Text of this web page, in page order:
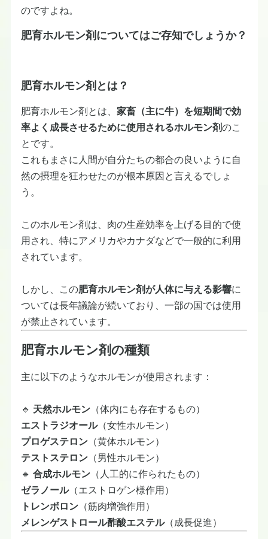
のですよね。
肥育ホルモン剤についてはご存知でしょうか？
肥育ホルモン剤とは？
肥育ホルモン剤とは、 家畜（主に牛）を短期間で効
率よく成長させるために使用されるホルモン剤のこ
とです。
これもまさに人間が自分たちの都合の良いように自
然の摂理を狂わせたのが根本原因と言えるでしょ
う。
このホルモン剤は、肉の生産効率を上げる目的で使
用され、特にアメリカやカナダなどで一般的に利用
されています。
しかし、この肥育ホルモン剤が人体に与える影響に
ついては長年議論が続いており、一部の国では使用
が禁止されています。
肥育ホルモン剤の種類
主に以下のようなホルモンが使用されます：
🔹 天然ホルモン （体内にも存在するもの）
エストラジオール（女性ホルモン）
プロゲステロン （黄体ホルモン）
テストステロン （男性ホルモン）
🔹 合成ホルモン （人工的に作られたもの）
ゼラノール（エストロゲン様作用）
トレンボロン （筋肉増強作用）
メレンゲストロール酢酸エステル（成長促進）